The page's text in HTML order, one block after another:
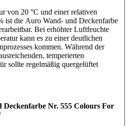
von 20 °C und einer relativen
ist die Auro Wand- und Deckenfarbe
Bei erhöhter Luftfeuchte
kann es zu einer deutlichen
kommen. Während der
temperierten
sollte regelmäßig quergelüftet
Nr. 555 Colours For